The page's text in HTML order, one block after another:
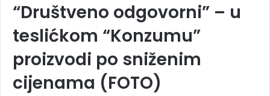
“Društveno odgovorni” – u
teslićkom “Konzumu”
proizvodi po sniženim
cijenama (FOTO)